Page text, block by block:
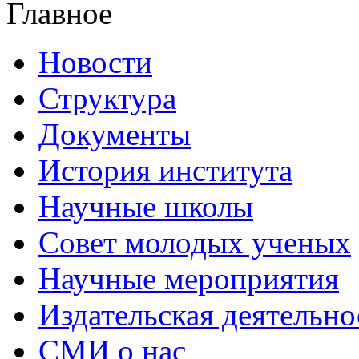
Главное
Новости
Структура
Документы
История института
Научные школы
Совет молодых ученых
Научные мероприятия
Издательская
СМИ о нас